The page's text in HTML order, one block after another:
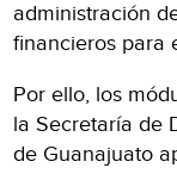
administración
financieros para
Por ello, los
la Secretaría de
de Guanajuato